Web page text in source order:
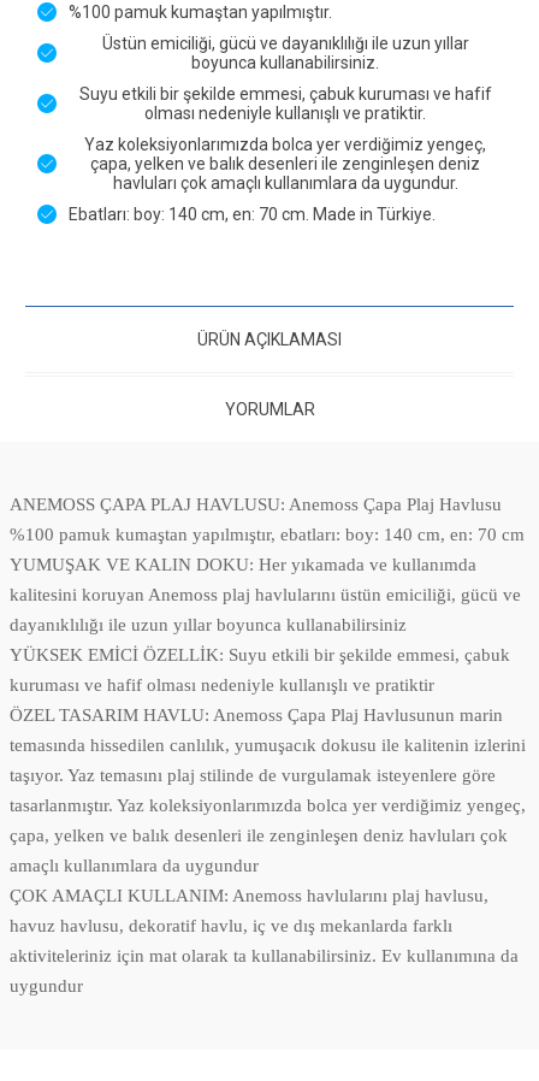
%100 pamuk kumaştan yapılmıştır.
Üstün emiciliği, gücü ve dayanıklılığı ile uzun yıllar
boyunca kullanabilirsiniz.
Suyu etkili bir şekilde emmesi, çabuk kuruması ve hafif
olması nedeniyle kullanışlı ve pratiktir.
Yaz koleksiyonlarımızda bolca yer verdiğimiz yengeç,
çapa, yelken ve balık desenleri ile zenginleşen deniz
havluları çok amaçlı kullanımlara da uygundur.
Ebatları: boy: 140 cm, en: 70 cm. Made in Türkiye.
ÜRÜN AÇIKLAMASI
YORUMLAR
ANEMOSS ÇAPA PLAJ HAVLUSU: Anemoss Çapa Plaj Havlusu
%100 pamuk kumaştan yapılmıştır, ebatları: boy: 140 cm, en: 70 cm
YUMUŞAK VE KALIN DOKU: Her yıkamada ve kullanımda
kalitesini koruyan Anemoss plaj havlularını üstün emiciliği, gücü ve
dayanıklılığı ile uzun yıllar boyunca kullanabilirsiniz
YÜKSEK EMİCİ ÖZELLİK: Suyu etkili bir şekilde emmesi, çabuk
kuruması ve hafif olması nedeniyle kullanışlı ve pratiktir
ÖZEL TASARIM HAVLU: Anemoss Çapa Plaj Havlusunun marin
temasında hissedilen canlılık, yumuşacık dokusu ile kalitenin izlerini
taşıyor. Yaz temasını plaj stilinde de vurgulamak isteyenlere göre
tasarlanmıştır. Yaz koleksiyonlarımızda bolca yer verdiğimiz yengeç,
çapa, yelken ve balık desenleri ile zenginleşen deniz havluları çok
amaçlı kullanımlara da uygundur
ÇOK AMAÇLI KULLANIM: Anemoss havlularını plaj havlusu,
havuz havlusu, dekoratif havlu, iç ve dış mekanlarda farklı
aktiviteleriniz için mat olarak ta kullanabilirsiniz. Ev kullanımına da
uygundur